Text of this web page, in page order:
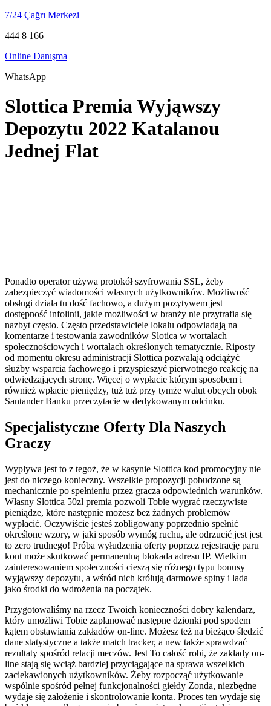
7/24 Çağrı Merkezi
444 8 166
Online Danışma
WhatsApp
Slottica Premia Wyjąwszy
Depozytu 2022 Katalanou
Jednej Flat
Ponadto operator używa protokół szyfrowania SSL, żeby
zabezpieczyć wiadomości własnych użytkowników. Możliwość
obsługi działa tu dość fachowo, a dużym pozytywem jest
dostępność infolinii, jakie możliwości w branży nie przytrafia się
nazbyt często. Często przedstawiciele lokalu odpowiadają na
komentarze i testowania zawodników Slotica w wortalach
społecznościowych i wortalach określonych tematycznie. Riposty
od momentu okresu administracji Slottica pozwalają odciążyć
służby wsparcia fachowego i przyspieszyć pierwotnego reakcję na
odwiedzających stronę. Więcej o wypłacie którym sposobem i
również wpłacie pieniędzy, tuż tuż przy tymże walut obcych obok
Santander Banku przeczytacie w dedykowanym odcinku.
Specjalistyczne Oferty Dla Naszych
Graczy
Wypływa jest to z tegoż, że w kasynie Slottica kod promocyjny nie
jest do niczego konieczny. Wszelkie propozycji pobudzone są
mechanicznie po spełnieniu przez gracza odpowiednich warunków.
Własny Slottica 50zl premia pozwoli Tobie wygrać rzeczywiste
pieniądze, które następnie możesz bez żadnych problemów
wypłacić. Oczywiście jesteś zobligowany poprzednio spełnić
określone wzory, w jaki sposób wymóg ruchu, ale odrzucić jest jest
to zero trudnego! Próba wyłudzenia oferty poprzez rejestrację paru
kont może skutkować permanentną blokada adresu IP. Wielkim
zainteresowaniem społeczności cieszą się różnego typu bonusy
wyjąwszy depozytu, a wśród nich królują darmowe spiny i lada
jako środki do wdrożenia na początek.
Przygotowaliśmy na rzecz Twoich konieczności dobry kalendarz,
który umożliwi Tobie zaplanować następne dzionki pod spodem
kątem obstawiania zakładów on-line. Możesz też na bieżąco śledzić
dane statystyczne a także match tracker, a new także sprawdzać
rezultaty spośród relacji meczów. Jest To całość robi, że zakłady on-
line stają się wciąż bardziej przyciągające na sprawa wszelkich
zaciekawionych użytkowników. Żeby rozpocząć użytkowanie
wspólnie spośród pełnej funkcjonalności giełdy Zonda, niezbędne
wydaje się założenie i skontrolowanie konta. Proces ten wydaje się